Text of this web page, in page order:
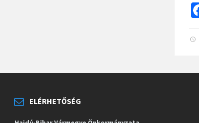
ELÉRHETŐSÉG